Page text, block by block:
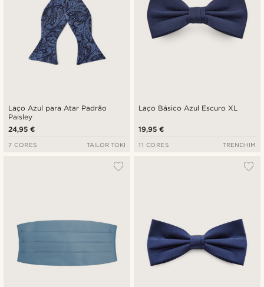
Laço Azul para Atar Padrão
Paisley
24,95 €
7 CORES TAILOR TOKI
Laço Básico Azul Escuro XL
19,95 €
11 CORES TRENDHIM